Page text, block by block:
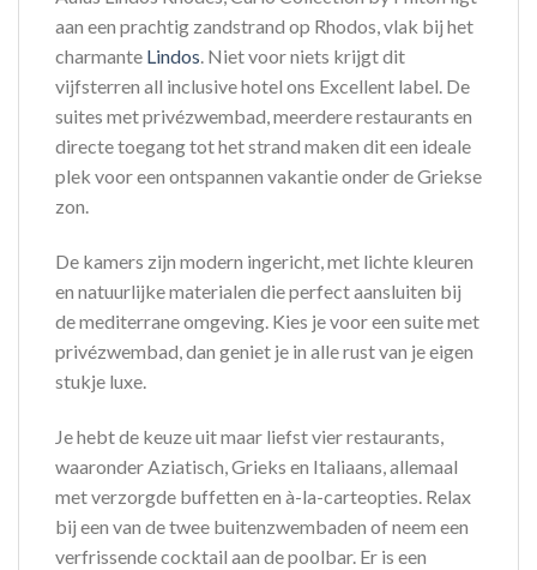
aan een prachtig zandstrand op Rhodos, vlak bij het
charmante Lindos. Niet voor niets krijgt dit
vijfsterren all inclusive hotel ons Excellent label. De
suites met privézwembad, meerdere restaurants en
directe toegang tot het strand maken dit een ideale
plek voor een ontspannen vakantie onder de Griekse
zon.
De kamers zijn modern ingericht, met lichte kleuren
en natuurlijke materialen die perfect aansluiten bij
de mediterrane omgeving. Kies je voor een suite met
privézwembad, dan geniet je in alle rust van je eigen
stukje luxe.
Je hebt de keuze uit maar liefst vier restaurants,
waaronder Aziatisch, Grieks en Italiaans, allemaal
met verzorgde buffetten en à-la-carteopties. Relax
bij een van de twee buitenzwembaden of neem een
verfrissende cocktail aan de poolbar. Er is een